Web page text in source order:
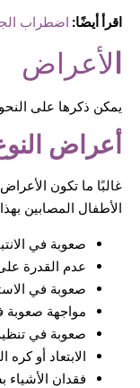
اقرأ أيضًا: اضطراب
الأعراض
يمكن ذكرها على
أعراض النوع
غالبًا ما تكون
الأطفال المصابين
صعوبة في
عدم القدرة
صعوبة في
مواجهة صعوبة
صعوبة في
الابتعاد أو
فقدان